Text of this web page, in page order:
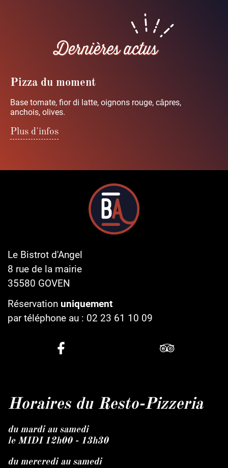
Pizza du moment
Base tomate, fior di latte, oignons rouge, câpres,
anchois, olives.
Plus d'infos
Le Bistrot d'Angel
8 rue de la mairie
35580 GOVEN
Réservation uniquement
par téléphone au : 02 23 61 10 09
Horaires du Resto-Pizzeria
du mardi au samedi
le MIDI 12h00 - 13h30
du mercredi au samedi